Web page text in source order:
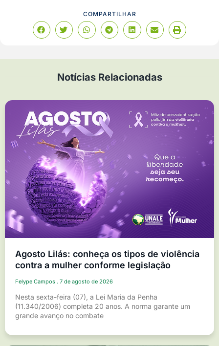
COMPARTILHAR
Notícias Relacionadas
Agosto Lilás: conheça os tipos de violência
contra a mulher conforme legislação
Felype Campos 7 de agosto de 2026
Nesta sexta-feira (07), a Lei Maria da Penha
(11.340/2006) completa 20 anos. A norma garante um
grande avanço no combate